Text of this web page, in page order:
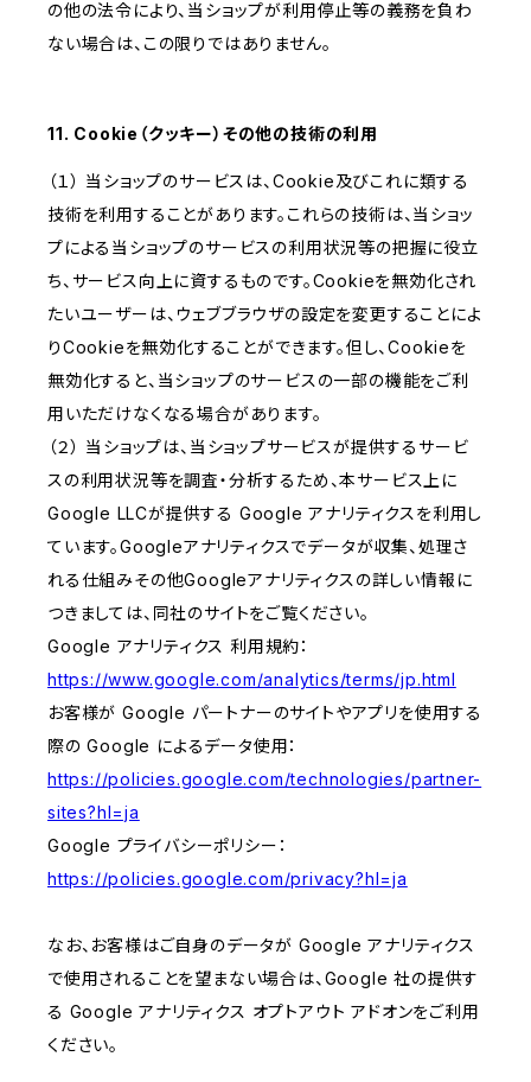
の他の法令により、当ショップが利用停止等の義務を負わ
ない場合は、この限りではありません。
11. Cookie（クッキー）その他の技術の利用
（１） 当ショップのサービスは、Cookie及びこれに類する
技術を利用することがあります。これらの技術は、当ショッ
プによる当ショップのサービスの利用状況等の把握に役立
ち、サービス向上に資するものです。Cookieを無効化され
たいユーザーは、ウェブブラウザの設定を変更することによ
りCookieを無効化することができます。但し、Cookieを
無効化すると、当ショップのサービスの一部の機能をご利
用いただけなくなる場合があります。
（２） 当ショップは、当ショップサービスが提供するサービ
スの利用状況等を調査・分析するため、本サービス上に
Google LLCが提供する Google アナリティクスを利用し
ています。Googleアナリティクスでデータが収集、処理さ
れる仕組みその他Googleアナリティクスの詳しい情報に
つきましては、同社のサイトをご覧ください。
Google アナリティクス 利用規約：
https://www.google.com/analytics/terms/jp.html
お客様が Google パートナーのサイトやアプリを使用する
際の Google によるデータ使用：
https://policies.google.com/technologies/partner-
sites?hl=ja
Google プライバシーポリシー：
https://policies.google.com/privacy?hl=ja
なお、お客様はご自身のデータが Google アナリティクス
で使用されることを望まない場合は、Google 社の提供す
る Google アナリティクス オプトアウト アドオンをご利用
ください。